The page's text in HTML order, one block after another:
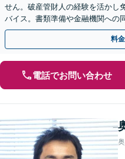
せん。破産管財人の経験を活かし
バイス。書類準備や金融機関への
発を後押しします【事前予約にて
料
電話でお問い合わせ